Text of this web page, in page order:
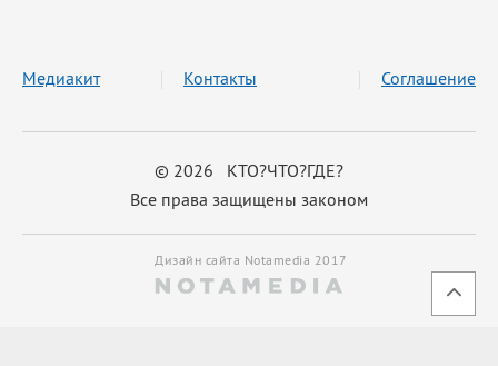
© 2026 КТО?ЧТО?ГДЕ?
Все права защищены законом
Медиакит Контакты Соглашение
Дизайн сайта Notamedia 2017